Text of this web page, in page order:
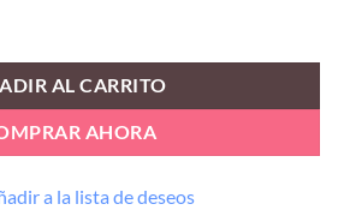
AL CARRITO
AHORA
a la lista de deseos